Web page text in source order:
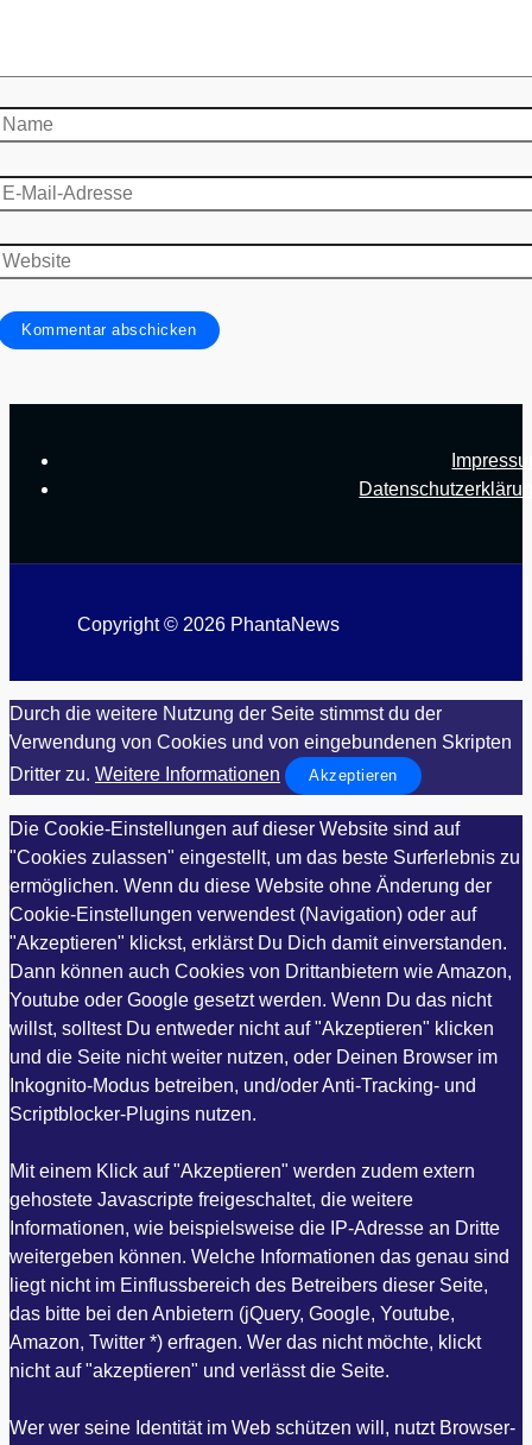
Copyright © 2026 PhantaNews
Durch die weitere Nutzung der Seite stimmst du der
Verwendung von Cookies und von eingebundenen Skripten
Dritter zu. Weitere Informationen Akzeptieren
Die Cookie-Einstellungen auf dieser Website sind auf
"Cookies zulassen" eingestellt, um das beste Surferlebnis zu
ermöglichen. Wenn du diese Website ohne Änderung der
Cookie-Einstellungen verwendest (Navigation) oder auf
"Akzeptieren" klickst, erklärst Du Dich damit einverstanden.
Dann können auch Cookies von Drittanbietern wie Amazon,
Youtube oder Google gesetzt werden. Wenn Du das nicht
willst, solltest Du entweder nicht auf "Akzeptieren" klicken
und die Seite nicht weiter nutzen, oder Deinen Browser im
Inkognito-Modus betreiben, und/oder Anti-Tracking- und
Scriptblocker-Plugins nutzen.
Mit einem Klick auf "Akzeptieren" werden zudem extern
gehostete Javascripte freigeschaltet, die weitere
Informationen, wie beispielsweise die IP-Adresse an Dritte
weitergeben können. Welche Informationen das genau sind
liegt nicht im Einflussbereich des Betreibers dieser Seite,
das bitte bei den Anbietern (jQuery, Google, Youtube,
Amazon, Twitter *) erfragen. Wer das nicht möchte, klickt
nicht auf "akzeptieren" und verlässt die Seite.
Wer wer seine Identität im Web schützen will, nutzt Browser-